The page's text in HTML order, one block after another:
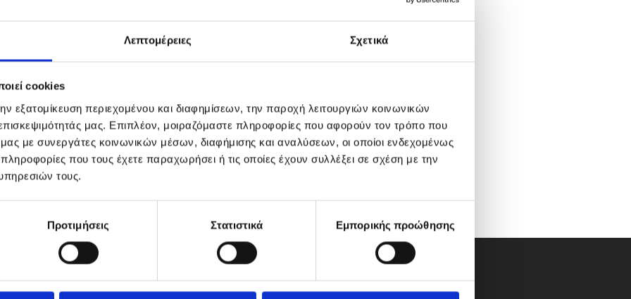
Λεπτομέρειες Σχετικά
cookies
εξατομίκευση περιεχομένου και διαφημίσεων, την παροχή λειτουργιών κοινωνικών
μας. Επιπλέον, μοιραζόμαστε πληροφορίες που αφορούν τον τρόπο που
μας με συνεργάτες κοινωνικών μέσων, διαφήμισης και αναλύσεων, οι οποίοι ενδεχομένως
που τους έχετε παραχωρήσει ή τις οποίες έχουν συλλέξει σε σχέση με την
τους.
Προτιμήσεις Στατιστικά Εμπορικής προώθησης